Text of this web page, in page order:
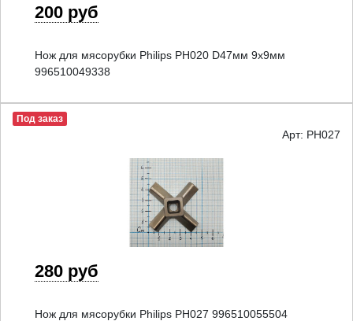
200 руб
Нож для мясорубки Philips PH020 D47мм 9x9мм
996510049338
Под заказ
Арт: PH027
280 руб
Нож для мясорубки Philips PH027 996510055504